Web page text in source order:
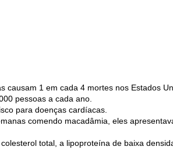
causam 1 em cada 4 mortes nos Estados
pessoas a cada ano.
para doenças cardíacas.
comendo macadâmia, eles
total, a lipoproteína de baixa